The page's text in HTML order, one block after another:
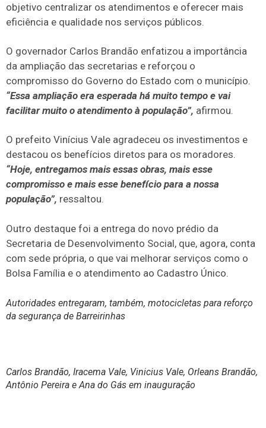
objetivo centralizar os atendimentos e oferecer mais
eficiência e qualidade nos serviços públicos.
O governador Carlos Brandão enfatizou a importância
da ampliação das secretarias e reforçou o
compromisso do Governo do Estado com o município.
“Essa ampliação era esperada há muito tempo e vai
facilitar muito o atendimento à população”, afirmou.
O prefeito Vinícius Vale agradeceu os investimentos e
destacou os benefícios diretos para os moradores.
“Hoje, entregamos mais essas obras, mais esse
compromisso e mais esse benefício para a nossa
população”, ressaltou.
Outro destaque foi a entrega do novo prédio da
Secretaria de Desenvolvimento Social, que, agora, conta
com sede própria, o que vai melhorar serviços como o
Bolsa Família e o atendimento ao Cadastro Único.
Autoridades entregaram, também, motocicletas para reforço
da segurança de Barreirinhas
Carlos Brandão, Iracema Vale, Vinicius Vale, Orleans Brandão,
Antônio Pereira e Ana do Gás em inauguração